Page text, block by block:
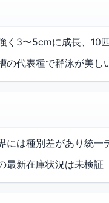
く3〜5cmに成長、10
の代表種で群泳が美し
には種別差があり統一
最新在庫状況は未検証